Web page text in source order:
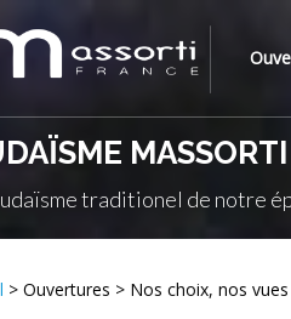
MASSORTI
traditionel de notre
> Ouvertures > Nos choix, nos